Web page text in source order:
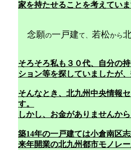
家を持たせることを考えていま
念願の一戸建て、 若松から
そろそろ私も３０代、自分の
ション等を探していましたが
そんなとき、北九州中央情報
す。
しかし、お金がありませんか
築14年の一戸建ては小倉南区志
来年開業の北九州都市モノレ